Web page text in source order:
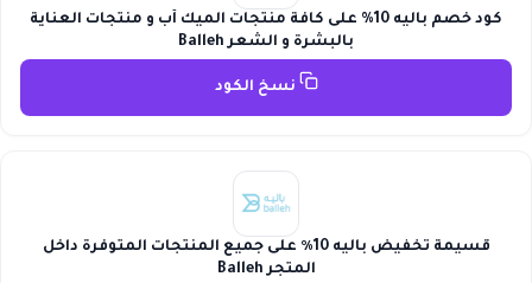
كود خصم باليه 10% على كافة منتجات الميك أب و منتجات العناية
بالبشرة و الشعر Balleh
نسخ الكود
قسيمة تخفيض باليه 10٪ على جميع المنتجات المتوفرة داخل
المتجر Balleh